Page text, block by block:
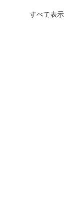
すべて表示